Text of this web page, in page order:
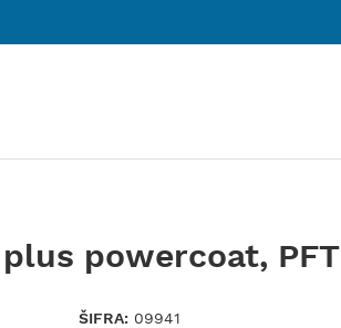
powercoat, PFT
ŠIFRA: 09941